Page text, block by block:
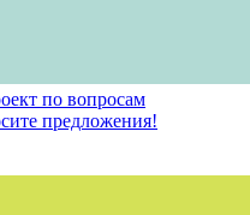
по вопросам
предложения!